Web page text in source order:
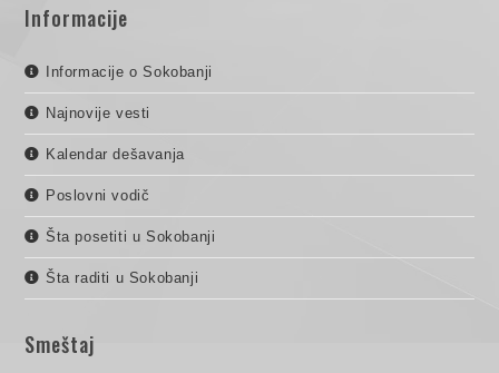
Informacije
Informacije o Sokobanji
Najnovije vesti
Kalendar dešavanja
Poslovni vodič
Šta posetiti u Sokobanji
Šta raditi u Sokobanji
Smeštaj